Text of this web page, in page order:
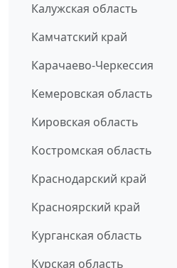
Калужская область
Камчатский край
Карачаево-Черкессия
Кемеровская область
Кировская область
Костромская область
Краснодарский край
Красноярский край
Курганская область
Курская область